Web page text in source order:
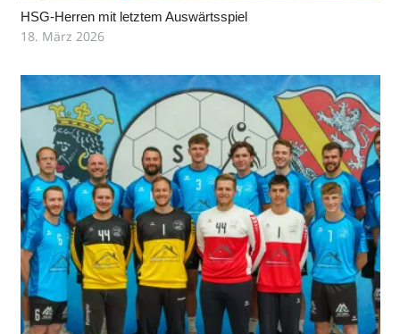
HSG-Herren mit letztem Auswärtsspiel
18. März 2026